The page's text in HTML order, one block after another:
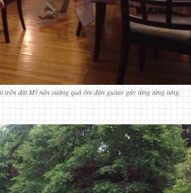
đất Mỹ nên sướng quá ôm đàn guitar gảy từng tứng tưng.